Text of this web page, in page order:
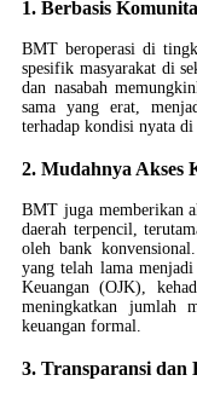
1. Berbasis
BMT beroperasi di
spesifik masyarakat di
dan nasabah
sama yang erat,
terhadap kondisi nyata di
2. Mudahnya Akses
BMT juga memberikan
daerah terpencil,
oleh bank
yang telah lama
Keuangan (OJK),
meningkatkan jumlah
keuangan formal.
3. Transparansi dan